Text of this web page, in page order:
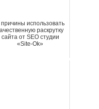
использовать
раскрутку
сайта от SEO студии
«Site-Ok»